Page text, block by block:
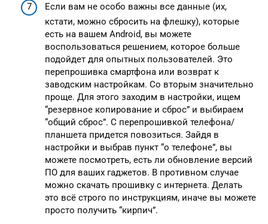
Если вам не особо важны все данные (их,
кстати, можно сбросить на флешку), которые
есть на вашем Android, вы можете
воспользоваться решением, которое больше
подойдет для опытных пользователей. Это
перепрошивка смартфона или возврат к
заводским настройкам. Со вторым значительно
проще. Для этого заходим в настройки, ищем
“резервное копирование и сброс” и выбираем
“общий сброс”. С перепрошивкой телефона/
планшета придется повозиться. Зайдя в
настройки и выбрав пункт “о телефоне”, вы
можете посмотреть, есть ли обновление версий
ПО для ваших гаджетов. В противном случае
можно скачать прошивку с интернета. Делать
это всё строго по инструкциям, иначе вы можете
просто получить “кирпич”.